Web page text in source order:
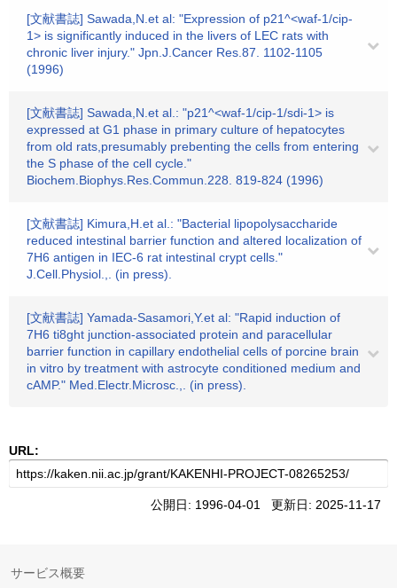
[文献書誌] Sawada,N.et al: "Expression of p21^<waf-1/cip-
1> is significantly induced in the livers of LEC rats with
chronic liver injury." Jpn.J.Cancer Res.87. 1102-1105
(1996)
[文献書誌] Sawada,N.et al.: "p21^<waf-1/cip-1/sdi-1> is
expressed at G1 phase in primary culture of hepatocytes
from old rats,presumably prebenting the cells from entering
the S phase of the cell cycle."
Biochem.Biophys.Res.Commun.228. 819-824 (1996)
[文献書誌] Kimura,H.et al.: "Bacterial lipopolysaccharide
reduced intestinal barrier function and altered localization of
7H6 antigen in IEC-6 rat intestinal crypt cells."
J.Cell.Physiol.,. (in press).
[文献書誌] Yamada-Sasamori,Y.et al: "Rapid induction of
7H6 ti8ght junction-associated protein and paracellular
barrier function in capillary endothelial cells of porcine brain
in vitro by treatment with astrocyte conditioned medium and
cAMP." Med.Electr.Microsc.,. (in press).
URL:
公開日: 1996-04-01 更新日: 2025-11-17
サービス概要